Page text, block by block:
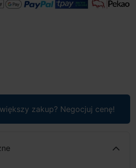
zakup? Negocjuj cenę!